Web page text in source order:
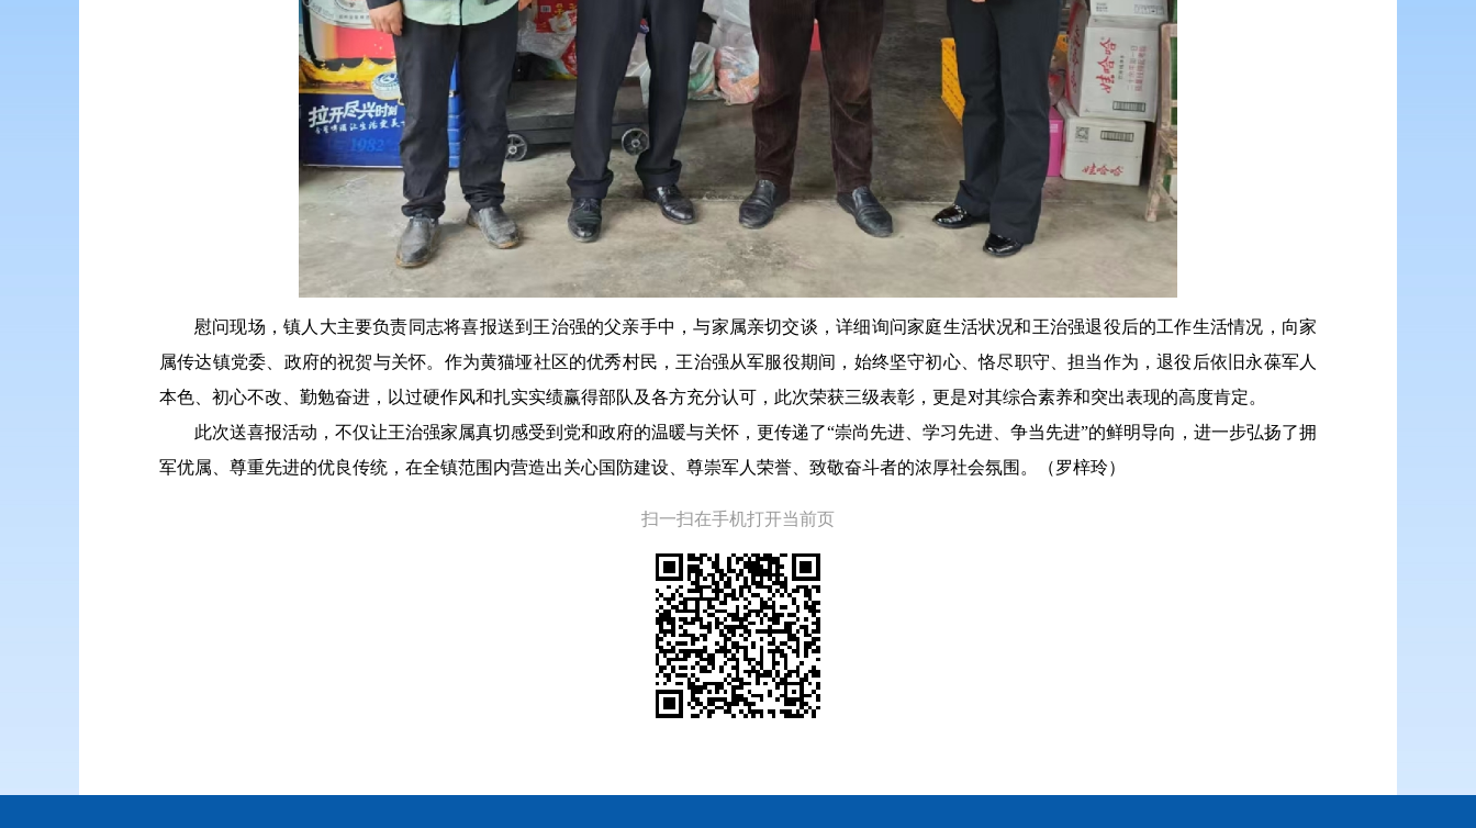
慰问现场，镇人大主要负责同志将喜报送到王治强的父亲手中，与家属亲切交谈，详细询问家庭生活状况和王治强退役后的工作生活情况，向家
属传达镇党委、政府的祝贺与关怀。作为黄猫垭社区的优秀村民，王治强从军服役期间，始终坚守初心、恪尽职守、担当作为，退役后依旧永葆军人
本色、初心不改、勤勉奋进，以过硬作风和扎实实绩赢得部队及各方充分认可，此次荣获三级表彰，更是对其综合素养和突出表现的高度肯定。
此次送喜报活动，不仅让王治强家属真切感受到党和政府的温暖与关怀，更传递了“崇尚先进、学习先进、争当先进”的鲜明导向，进一步弘扬了拥
军优属、尊重先进的优良传统，在全镇范围内营造出关心国防建设、尊崇军人荣誉、致敬奋斗者的浓厚社会氛围。（罗梓玲）
扫一扫在手机打开当前页